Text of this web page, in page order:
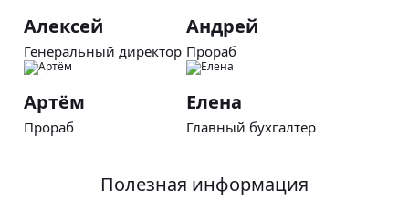
Алексей
Генеральный директор
Андрей
Прораб
Артём
Прораб
Елена
Главный бухгалтер
Полезная информация